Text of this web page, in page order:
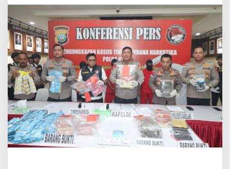
a
n
t
a
s
N
a
r
k
o
t
i
k
a
,